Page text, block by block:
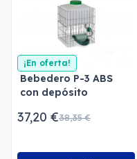
¡En oferta!
Bebedero P-3 ABS
con depósito
37,20 €38,35 €